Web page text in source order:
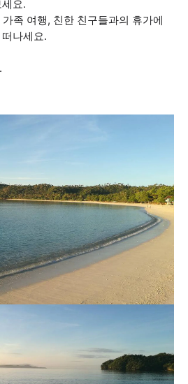
요.
족 여행, 친한 친구들과의 휴가에
나세요.